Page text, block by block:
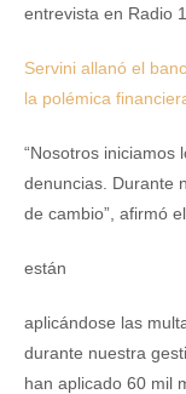
entrevista en Radio
Servini allanó el
la polémica
“Nosotros iniciamos
denuncias. Durante
de cambio”, afirmó
están
aplicándose las
durante nuestra
han aplicado 60 mil